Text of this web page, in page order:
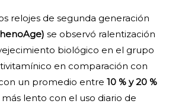
relojes de segunda generación
se observó ralentización
biológico en el grupo
en comparación con
un promedio entre 10 % y 20 %
lento con el uso diario de